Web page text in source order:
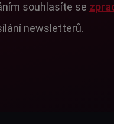
souhlasíte se
newsletterů.